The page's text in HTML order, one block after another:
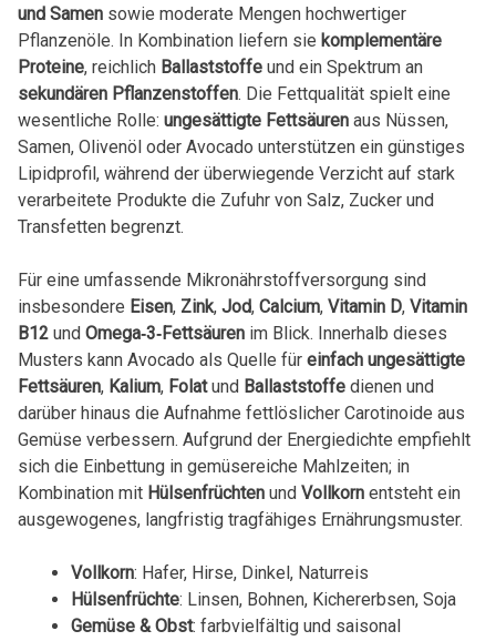
und Samensowie moderate Mengen hochwertiger
Pflanzenöle. In Kombination liefern sie komplementäre
Proteine, reichlich Ballaststoffeund ein Spektrum an
sekundären Pflanzenstoffen. Die Fettqualität spielt eine
wesentliche Rolle: ungesättigte Fettsäurenaus Nüssen,
Samen, Olivenöl oder Avocado unterstützen ein günstiges
Lipidprofil, während der überwiegende Verzicht auf stark
verarbeitete Produkte die Zufuhr von Salz, Zucker und
Transfetten begrenzt.
Für eine umfassende Mikronährstoffversorgung sind
insbesondere Eisen, Zink, Jod, Calcium, Vitamin D, Vitamin
B12und Omega‑3‑Fettsäurenim Blick. Innerhalb dieses
Musters kann Avocado als Quelle für einfach ungesättigte
Fettsäuren, Kalium, Folatund Ballaststoffedienen und
darüber hinaus die Aufnahme fettlöslicher Carotinoide aus
Gemüse verbessern. Aufgrund der Energiedichte empfiehlt
sich die Einbettung in gemüsereiche Mahlzeiten; in
Kombination mit Hülsenfrüchtenund Vollkornentsteht ein
ausgewogenes, langfristig tragfähiges Ernährungsmuster.
Vollkorn: Hafer, Hirse, Dinkel, Naturreis
Hülsenfrüchte: Linsen, Bohnen, Kichererbsen, Soja
Gemüse & Obst: farbvielfältig und saisonal